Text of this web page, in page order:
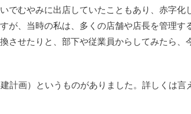
でむやみに出店していたこともあり、赤字
が、当時の私は、多くの店舗や店長を管理
させたりと、部下や従業員からしてみたら
計画）というものがありました。詳しくは